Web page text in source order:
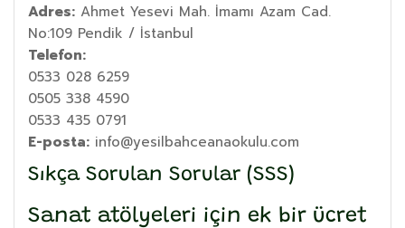
Adres: Ahmet Yesevi Mah. İmamı Azam Cad.
No:109 Pendik / İstanbul
Telefon:
0533 028 6259
0505 338 4590
0533 435 0791
E-posta: info@yesilbahceanaokulu.com
Sıkça Sorulan Sorular (SSS)
Sanat atölyeleri için ek bir ücret